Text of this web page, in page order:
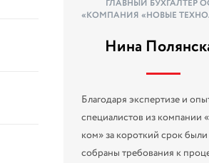
ГЛАВНЫЙ БУХГАЛТЕР
«КОМПАНИЯ «НОВЫЕ
Нина
Благодаря экспертизе и
специалистов из компании
ком» за короткий срок были
собраны требования к